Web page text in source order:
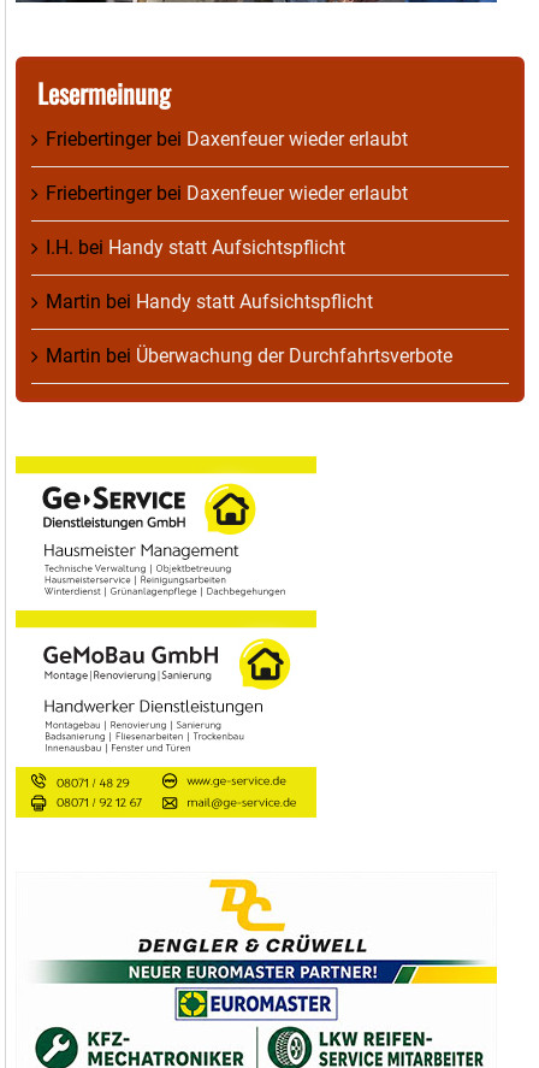
Lesermeinung
Friebertingerbei Daxenfeuer wieder erlaubt
Friebertingerbei Daxenfeuer wieder erlaubt
I.H. bei Handy statt Aufsichtspflicht
Martin bei Handy statt Aufsichtspflicht
Martin bei Überwachung der Durchfahrtsverbote